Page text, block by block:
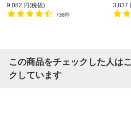
1190mm
9,082 円(税抜)
738件
デス
3,837
この商品をチェックした人は
クしています